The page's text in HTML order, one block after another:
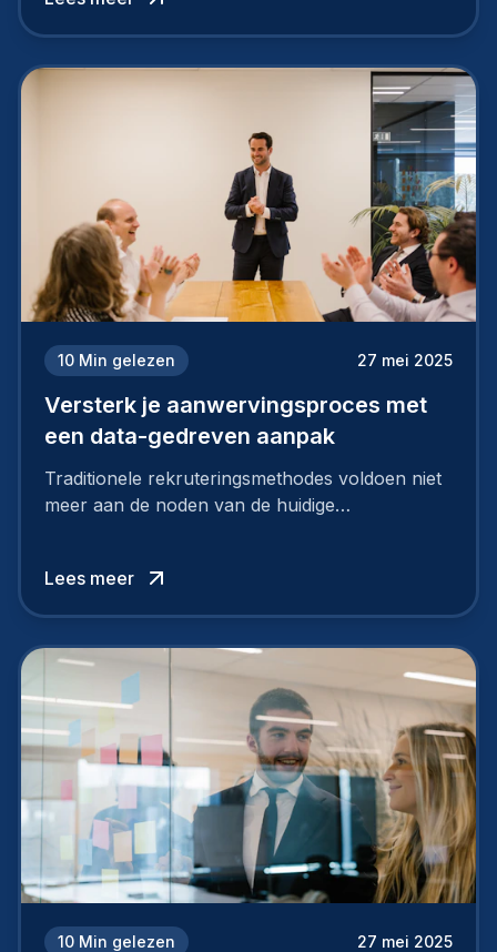
10 Min gelezen 27 mei 2025
Versterk je aanwervingsproces met
een data-gedreven aanpak
Traditionele rekruteringsmethodes voldoen niet
meer aan de noden van de huidige
slimmer rekruteren.
Lees meer
10 Min gelezen 27 mei 2025